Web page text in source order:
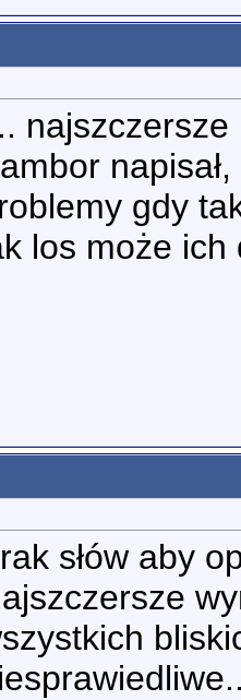
gdy
los może ich
słów aby